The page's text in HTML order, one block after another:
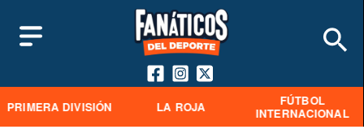
PRIMERA DIVISIÓN LA ROJA
FÚTBOL
INTERNACIONAL